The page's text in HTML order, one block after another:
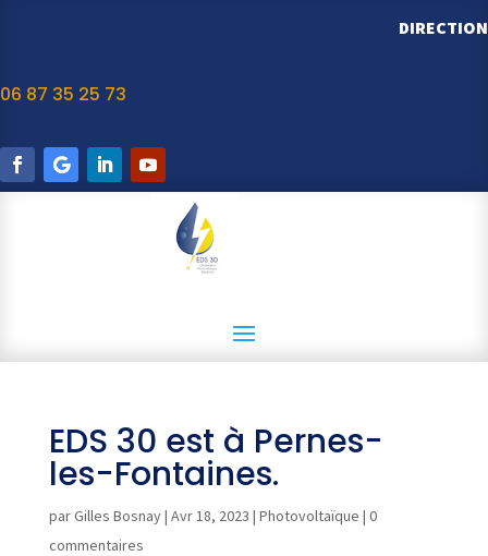
DIRECTION
06 87 35 25 73
EDS 30 est à Pernes-
les-Fontaines.
parGilles Bosnay| Avr 18, 2023 | Photovoltaïque | 0
commentaires